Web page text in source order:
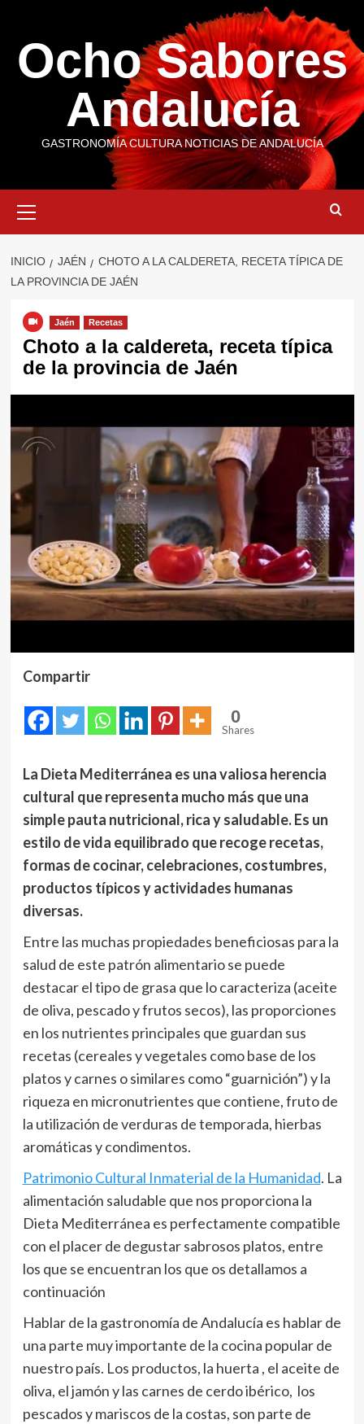
contenido
Ocho Sabores
Andalucía
GASTRONOMÍA CULTURA NOTICIAS DE ANDALUCÍA
primario
INICIO JAÉN
CHOTO A LA CALDERETA, RECETA TÍPICA DE
LA PROVINCIA DE JAÉN
Jaén Recetas
Choto a la caldereta, receta típica
de la provincia de Jaén
Compartir
0
Shares
La Dieta Mediterránea es una valiosa herencia
cultural que representa mucho más que una
simple pauta nutricional, rica y saludable. Es un
estilo de vida equilibrado que recoge recetas,
formas de cocinar, celebraciones, costumbres,
productos típicos y actividades humanas
diversas.
Entre las muchas propiedades beneficiosas para la
salud de este patrón alimentario se puede
destacar el tipo de grasa que lo caracteriza (aceite
de oliva, pescado y frutos secos), las proporciones
en los nutrientes principales que guardan sus
recetas (cereales y vegetales como base de los
platos y carnes o similares como “guarnición”) y la
riqueza en micronutrientes que contiene, fruto de
la utilización de verduras de temporada, hierbas
aromáticas y condimentos.
Patrimonio Cultural Inmaterial de la Humanidad. La
alimentación saludable que nos proporciona la
Dieta Mediterránea es perfectamente compatible
con el placer de degustar sabrosos platos, entre
los que se encuentran los que os detallamos a
continuación
Hablar de la gastronomía de Andalucía es hablar de
una parte muy importante de la cocina popular de
nuestro país. Los productos, la huerta , el aceite de
oliva, el jamón y las carnes de cerdo ibérico, los
pescados y mariscos de la costas, son parte de